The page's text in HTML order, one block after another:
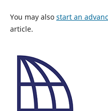
You may also start an
article.